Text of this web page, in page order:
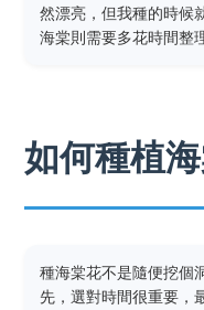
然漂亮，但我種的時候
海棠則需要多花時間整
如何種植
種海棠花不是隨便挖個
先，選對時間很重要，